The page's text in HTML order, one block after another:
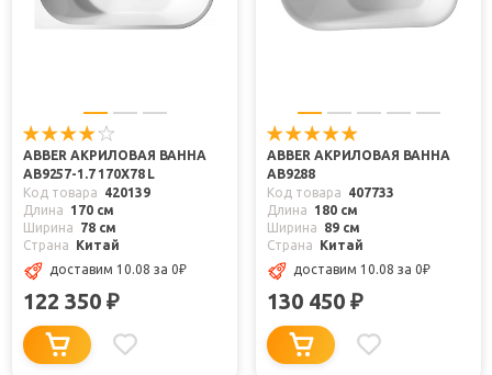
ABBER АКРИЛОВАЯ ВАННА
AB9257-1.7 170X78 L
Код товара
420139
Длина
170 см
Ширина
78 см
Страна
Китай
доставим 10.08 за 0₽
122 350 ₽
ABBER АКРИЛОВАЯ ВАННА
AB9288
Код товара
407733
Длина
180 см
Ширина
89 см
Страна
Китай
доставим 10.08 за 0₽
130 450 ₽